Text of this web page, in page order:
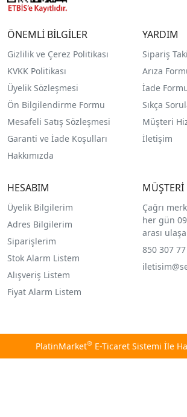
ÖNEMLİ BİLGİLER
Gizlilik ve Çerez Politikası
KVKK Politikası
Üyelik Sözleşmesi
Ön Bilgilendirme Formu
Mesafeli Satış Sözleşmesi
Garanti ve İade Koşulları
Hakkımızda
YARDIM
Sipariş
Arıza
İade
Sıkça
Müşteri
İletişim
HESABIM
Üyelik Bilgilerim
Adres Bilgilerim
Siparişlerim
Stok Alarm Listem
Alışveriş Listem
Fiyat Alarm Listem
Çağrı
her gün
arası
850 307
PlatinMarket®E-Ticaret Sistemi İle